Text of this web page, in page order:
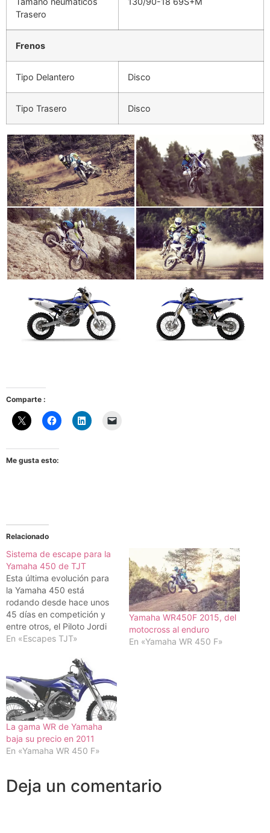
Trasero
Frenos
Tipo Delantero Disco
Tipo Trasero Disco
Comparte :
Me gusta esto:
Relacionado
Sistema de escape para la
Yamaha 450 de TJT
Esta última evolución para
la Yamaha 450 está
rodando desde hace unos
45 días en competición y
entre otros, el Piloto Jordi
Farrés Sabaté actual
Enduro y piloto que recibe
el apoyo de Toni Elías
Racing (concesionario
Yamaha) es uno de los
pilotos que ya lleva…
En «Escapes TJT»
Yamaha WR450F 2015, del
motocross al enduro
En «Yamaha WR 450 F»
La gama WR de Yamaha
baja su precio en 2011
En «Yamaha WR 450 F»
Deja un comentario